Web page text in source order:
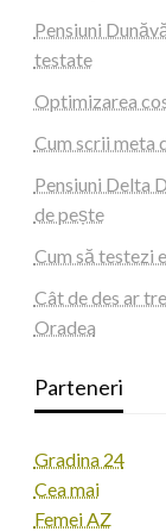
Pensiuni
testate
Optimizarea
Cum scrii meta
Pensiuni Delta
de pește
Cum să testezi
Cât de des ar
Oradea
Parteneri
Gradina 24
Cea mai
Femei AZ